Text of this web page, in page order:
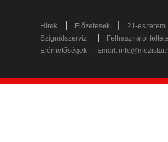
Hírek Előzetesek
21-es terem
Szignálszerviz
Felhasználói
Elérhetőségek:
Email: